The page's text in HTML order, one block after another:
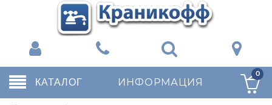
КАТАЛОГ ИНФОРМАЦИЯ
0